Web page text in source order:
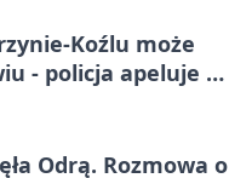
Koźlu może
- policja apeluje o
Odrą. Rozmowa o